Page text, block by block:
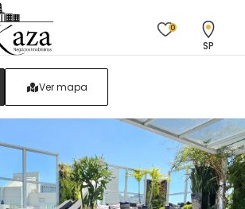
0
SP
Ver mapa